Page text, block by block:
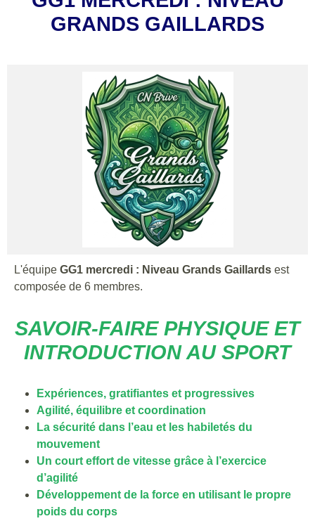
GRANDS GAILLARDS
L'équipe GG1 mercredi : Niveau Grands Gaillards est
composée de 6 membres.
SAVOIR-FAIRE PHYSIQUE ET
INTRODUCTION AU SPORT
Expériences, gratifiantes et progressives
Agilité, équilibre et coordination
La sécurité dans l’eau et les habiletés du
mouvement
Un court effort de vitesse grâce à l’exercice
d’agilité
Développement de la force en utilisant le propre
poids du corps